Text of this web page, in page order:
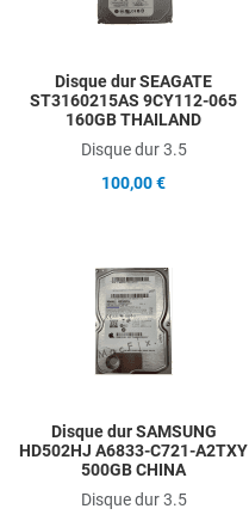
Disque dur SEAGATE
ST3160215AS 9CY112-065
160GB THAILAND
Disque dur 3.5
100,00 €
Disque dur SAMSUNG
HD502HJ A6833-C721-A2TXY
500GB CHINA
Disque dur 3.5